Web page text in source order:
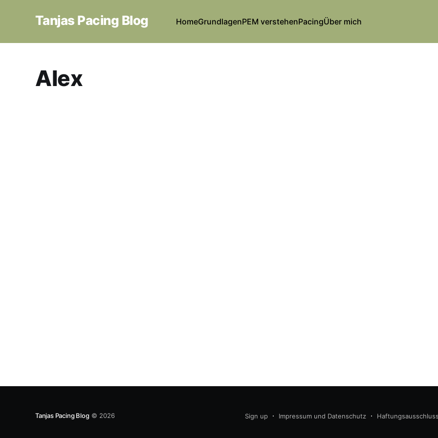
Tanjas Pacing Blog HomeGrundlagenPEM verstehenPacingÜber mich
Alex
Tanjas Pacing Blog© 2026 Sign up Impressum und Datenschutz Haftungsausschluss